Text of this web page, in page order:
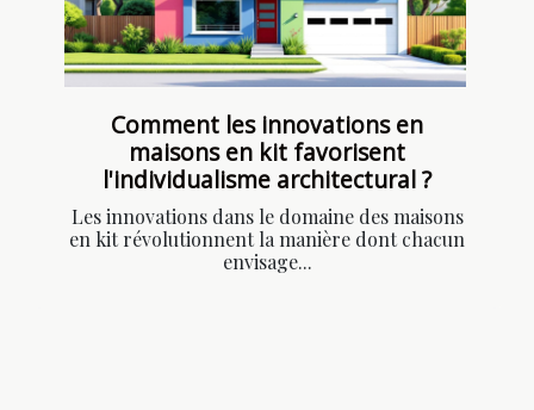
Comment les innovations en
maisons en kit favorisent
l'individualisme architectural ?
Les innovations dans le domaine des maisons
en kit révolutionnent la manière dont chacun
envisage...